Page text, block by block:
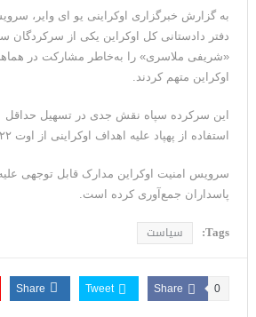
خبرگزاری سپاه پاسداران: رهگیری اهداف
قشم
تحلیلگر حکومتی: تفاهم هرمز پایان
پابرجاست
منیر به عربستان
مقاله: اپوزیسیون بی‌راه‌حل؛ وقتی دشمنی
۱۰ تریلیون دلار؛ چگونه جرایم سایبری به
به گزارش خبرگزاری اوکراینی یو ای وایر،
دفتر دادستانی کل اوکراین یکی از سرکردگان
«شریفی ملاسری» را به‌خاطر مشارکت در
اوکراین متهم کردند.
استفاده از پهپاد علیه اهداف اوکراینی از اوت ۲۰۲۲ ایفا کرده است.
سرویس امنیت اوکراین مدارک قابل توجهی
پاسداران جمع‌آوری کرده است.
Tags: سیاست
Share 0
Tweet
Share